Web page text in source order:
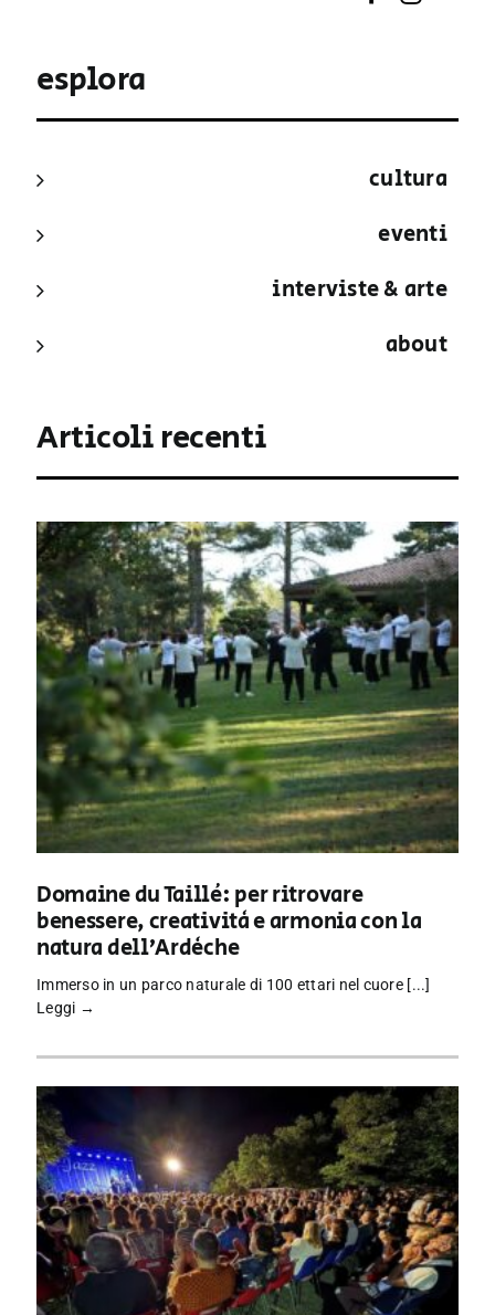
esplora
cultura
eventi
interviste & arte
about
Articoli recenti
Domaine du Taillé: per ritrovare
benessere, creatività e armonia con la
natura dell’Ardèche
Immerso in un parco naturale di 100 ettari nel cuore [...]
Leggi →